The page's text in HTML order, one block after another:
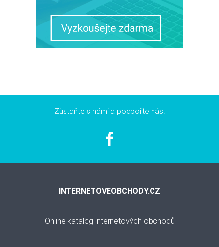
Zůstaňte s námi a podpořte nás!
INTERNETOVEOBCHODY.CZ
Online katalog internetových obchodů